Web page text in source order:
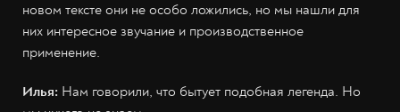
новом тексте они не особо ложились, но мы нашли для
них интересное звучание и производственное
применение.
Илья: Нам говорили, что бытует подобная легенда. Но